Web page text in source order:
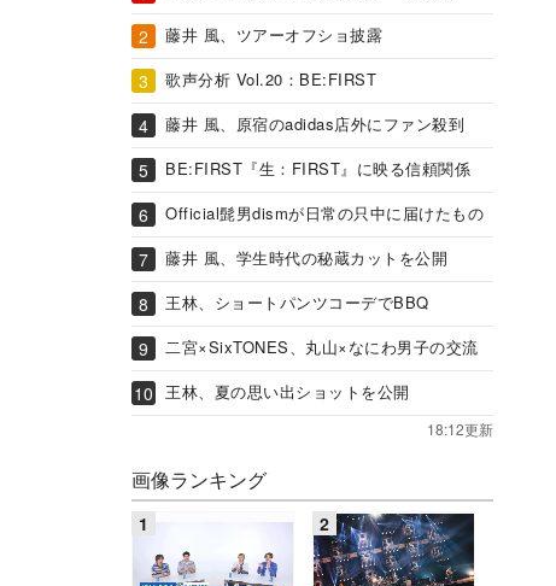
藤井 風、ツアーオフショ披露
歌声分析 Vol.20：BE:FIRST
藤井 風、原宿のadidas店外にファン殺到
BE:FIRST『生：FIRST』に映る信頼関係
Official髭男dismが日常の只中に届けたもの
藤井 風、学生時代の秘蔵カットを公開
王林、ショートパンツコーデでBBQ
二宮×SixTONES、丸山×なにわ男子の交流
王林、夏の思い出ショットを公開
18:12更新
画像ランキング